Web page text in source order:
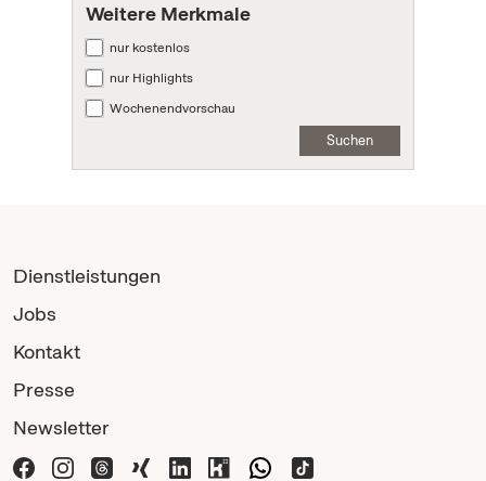
Weitere Merkmale
nur kostenlos
nur Highlights
Wochenendvorschau
Suchen
Dienstleistungen
Jobs
Kontakt
Presse
Newsletter